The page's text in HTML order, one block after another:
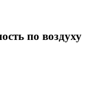
по воздуху